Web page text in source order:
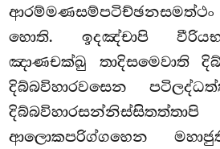
ආරම්මණසම්පටිච්ඡනසමත්ථං
හොති. ඉදඤ්චාපි
ඤාණචක්ඛු තාදිසමෙවාති
දිබ්බවිහාරවසෙන
ආලොකපරිග්ගහෙන